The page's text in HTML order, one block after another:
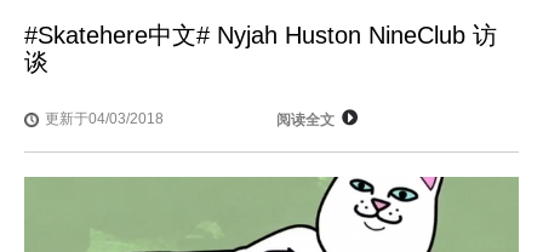
#Skatehere中文# Nyjah Huston NineClub 访
谈
更新于04/03/2018 阅读全文